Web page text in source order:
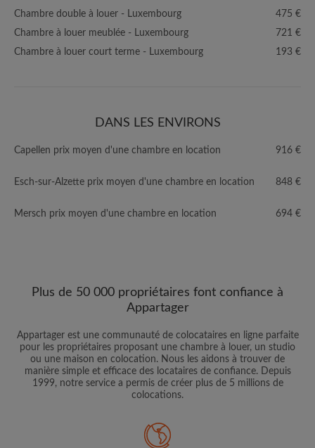
Chambre double à louer - Luxembourg
475 €
Chambre à louer meublée - Luxembourg
721 €
Chambre à louer court terme - Luxembourg
193 €
DANS LES ENVIRONS
Capellen prix moyen d'une chambre en location 916 €
Esch-sur-Alzette prix moyen d'une chambre en location 848 €
Mersch prix moyen d'une chambre en location 694 €
Plus de 50 000 propriétaires font confiance à
Appartager
Appartager est une communauté de colocataires en ligne parfaite
pour les propriétaires proposant une chambre à louer, un studio
ou une maison en colocation. Nous les aidons à trouver de
manière simple et efficace des locataires de confiance. Depuis
1999, notre service a permis de créer plus de 5 millions de
colocations.